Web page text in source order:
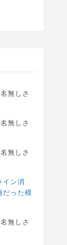
名無しさ
名無しさ
名無しさ
イン消
だった模
名無しさ